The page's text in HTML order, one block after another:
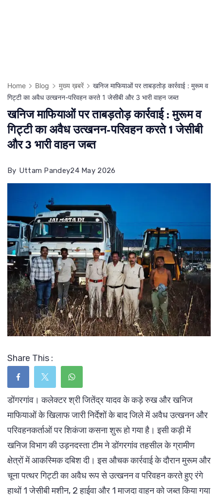
Home Blog मुख्य ख़बरें
खनिज माफियाओं पर ताबड़तोड़ कार्रवाई : मुरूम व
गिट्टी का अवैध उत्खनन-परिवहन करते 1 जेसीबी और 3 भारी वाहन जब्त
खनिज माफियाओं पर ताबड़तोड़ कार्रवाई : मुरूम व
गिट्टी का अवैध उत्खनन-परिवहन करते 1 जेसीबी
और 3 भारी वाहन जब्त
By Uttam Pandey24 May 2026
Share This :
डोंगरगांव। कलेक्टर श्री जितेंद्र यादव के कड़े रुख और खनिज
माफियाओं के खिलाफ जारी निर्देशों के बाद जिले में अवैध उत्खनन और
परिवहनकर्ताओं पर शिकंजा कसना शुरू हो गया है। इसी कड़ी में
खनिज विभाग की उड़नदस्ता टीम ने डोंगरगांव तहसील के ग्रामीण
क्षेत्रों में आकस्मिक दबिश दी। इस औचक कार्रवाई के दौरान मुरूम और
चूना पत्थर गिट्टी का अवैध रूप से उत्खनन व परिवहन करते हुए रंगे
हाथों 1 जेसीबी मशीन, 2 हाईवा और 1 माजदा वाहन को जब्त किया गया